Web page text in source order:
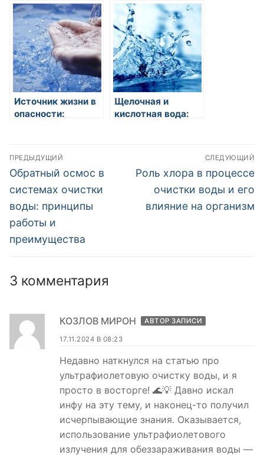
пищеварения
Источник жизни в
опасности:
на здоровье
человека
Щелочная и
кислотная вода:
Навигация
по
записям
ПРЕДЫДУЩИЙ
Предыдущая
запись:
Обратный осмос в
системах очистки
воды: принципы
работы и
преимущества
СЛЕДУЮЩИЙ
Следующая
запись:
Роль хлора в процессе
очистки воды и его
влияние на организм
3 комментария
КОЗЛОВ МИРОН АВТОР ЗАПИСИ
17.11.2024 В 08:23
Недавно наткнулся на статью про
ультрафиолетовую очистку воды, и я
просто в восторге! 🌊💡 Давно искал
инфу на эту тему, и наконец-то получил
исчерпывающие знания. Оказывается,
использование ультрафиолетового
излучения для обеззараживания воды —